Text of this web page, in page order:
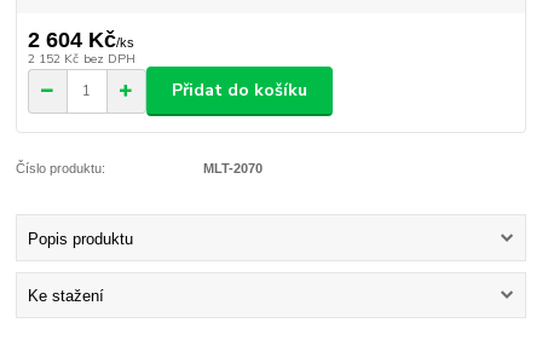
2 604 Kč/ks
2 152 Kč bez DPH
Přidat do košíku
Číslo produktu: MLT-2070
Popis produktu
Ke stažení